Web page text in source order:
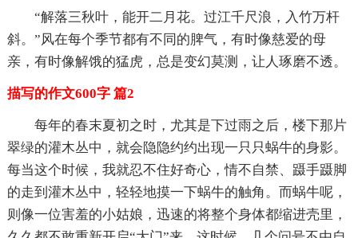
“解落三秋叶，能开二月花。过江千尺浪，入竹万杆
斜。”风在每个季节都有不同的脾气，有时像慈爱的母
亲，有时像解饿的猛虎，总是变幻莫测，让人琢磨不透。
描写的作文600字 篇2
每年的春末夏初之时，尤其是下过雨之后，楼下那片
翠绿的灌木丛中，就会隐隐约约出现一只只蜗牛的身影。
每当这个时候，我就忍不住好奇心，情不自禁、蹑手蹑脚
的走到灌木丛中，轻轻地摸一下蜗牛的触角。而蜗牛呢，
则像一位害羞的小姑娘，迅速的将整个身体都缩进壳里，